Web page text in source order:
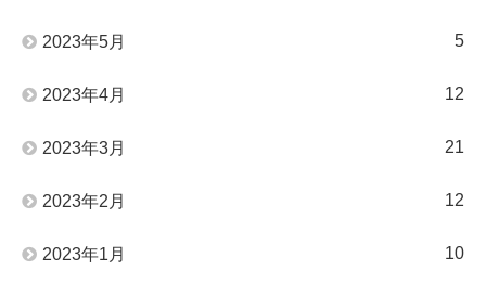
2023年5月 5
2023年4月 12
2023年3月 21
2023年2月 12
2023年1月 10